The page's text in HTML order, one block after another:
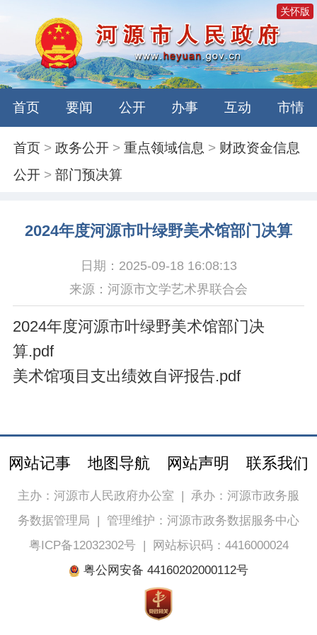
关怀版
首页 要闻 公开 办事 互动 市情
首页 >政务公开 >重点领域信息 > 财政资金信息
公开 >部门预决算
2024年度河源市叶绿野美术馆部门决算
日期：2025-09-18 16:08:13
来源：河源市文学艺术界联合会
2024年度河源市叶绿野美术馆部门决
算.pdf
美术馆项目支出绩效自评报告.pdf
网站记事 地图导航 网站声明 联系我们
主办：河源市人民政府办公室 | 承办：河源市政务服
务数据管理局 | 管理维护：河源市政务数据服务中心
粤ICP备12032302号|
网站标识码：4416000024
粤公网安备 44160202000112号